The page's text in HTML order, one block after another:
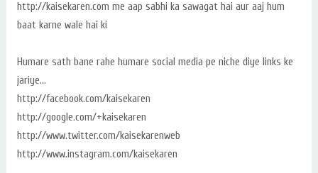
http://kaisekaren.com me aap sabhi ka sawagat hai aur aaj hum
baat karne wale hai ki
Humare sath bane rahe humare social media pe niche diye links ke
jariye...
http://facebook.com/kaisekaren
http://google.com/+kaisekaren
http://www.twitter.com/kaisekarenweb
http://www.instagram.com/kaisekaren